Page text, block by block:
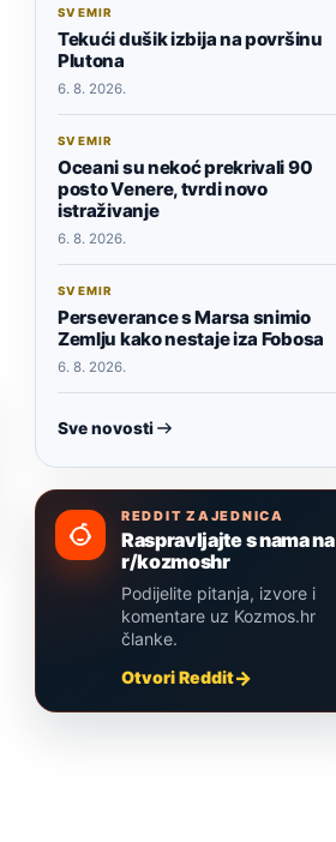
SVEMIR
Tekući dušik izbija na površinu
Plutona
6. 8. 2026.
SVEMIR
Oceani su nekoć prekrivali 90
posto Venere, tvrdi novo
istraživanje
6. 8. 2026.
SVEMIR
Perseverance s Marsa snimio
Zemlju kako nestaje iza Fobosa
6. 8. 2026.
Sve novosti
REDDIT ZAJEDNICA
Raspravljajte s nama na
r/kozmoshr
Podijelite pitanja, izvore i
komentare uz Kozmos.hr
članke.
Otvori Reddit